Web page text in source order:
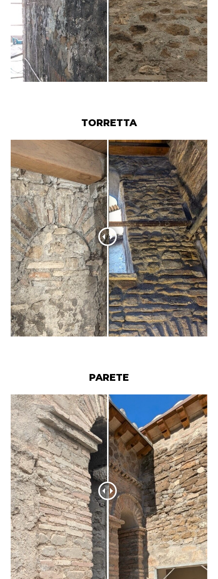
TORRETTA
PARETE